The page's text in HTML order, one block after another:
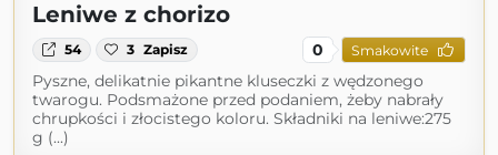
Leniwe z chorizo
54 3 Zapisz 0 Smakowite
Pyszne, delikatnie pikantne kluseczki z wędzonego
twarogu. Podsmażone przed podaniem, żeby nabrały
chrupkości i złocistego koloru. Składniki na leniwe:275
g (...)